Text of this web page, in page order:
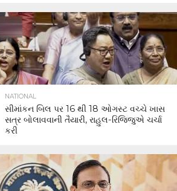
NATIONAL
સીમાંકન બિલ પર 16 થી 18 ઓગસ્ટ વચ્ચે ખાસ
સત્ર બોલાવવાની તૈયારી, રાહુલ-રિજિજુએ ચર્ચા
કરી